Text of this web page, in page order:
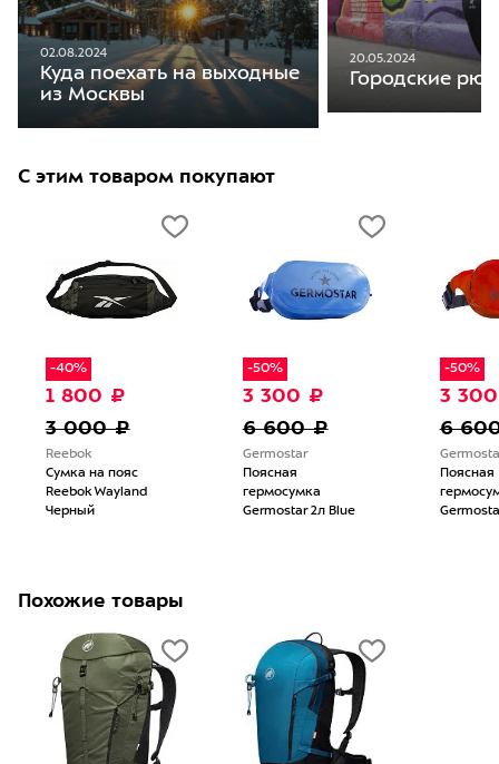
02.08.2024
Куда поехать на выходные
из Москвы
20.05.2024
Городские
С этим товаром покупают
-40%
1 800 ₽
3 000 ₽
Reebok
Сумка на пояс
Reebok Wayland
Черный
-50%
3 300 ₽
6 600 ₽
Germostar
Поясная
гермосумка
Germostar 2л Blue
-50%
3
6
Поясная
Похожие товары